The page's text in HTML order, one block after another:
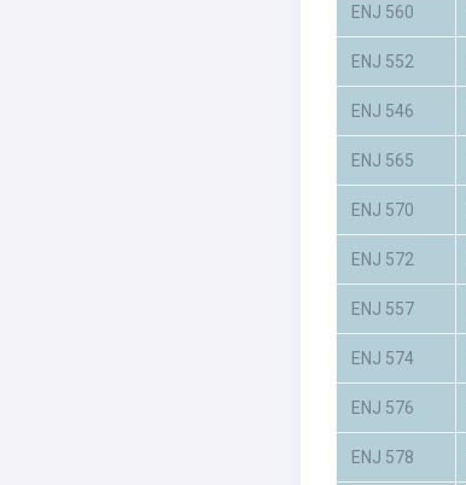
ENJ 560
ENJ 552
ENJ 546
ENJ 565
ENJ 570
ENJ 572
ENJ 557
ENJ 574
ENJ 576
ENJ 578